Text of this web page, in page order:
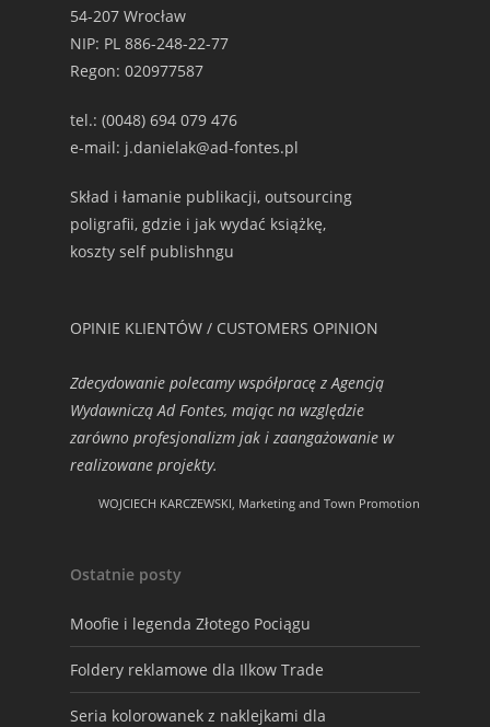
54-207 Wrocław
NIP: PL 886-248-22-77
Regon: 020977587
tel.: (0048) 694 079 476
e-mail: j.danielak@ad-fontes.pl
Skład i łamanie publikacji, outsourcing
poligrafii, gdzie i jak wydać książkę,
koszty self publishngu
OPINIE KLIENTÓW / CUSTOMERS OPINION
Zdecydowanie polecamy współpracę z Agencją
Wydawniczą Ad Fontes, mając na względzie
zarówno profesjonalizm jak i zaangażowanie w
realizowane projekty.
WOJCIECH KARCZEWSKI, Marketing and Town Promotion
Ostatnie posty
Moofie i legenda Złotego Pociągu
Foldery reklamowe dla Ilkow Trade
Seria kolorowanek z naklejkami dla